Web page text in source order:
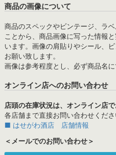
商品の画像について
商品のスペックやビンテージ、ラ
ことから、商品画像に写った情報
います。画像の肩貼りやシール、
お願い致します。
画像は参考程度とし、必ず商品名に
オンライン店へのお問い合わせ
店頭の在庫状況は、オンライン店
各店舗まで直接お問い合わせくださ
■ はせがわ酒店 店舗情報
＜メールでのお問い合わせ＞